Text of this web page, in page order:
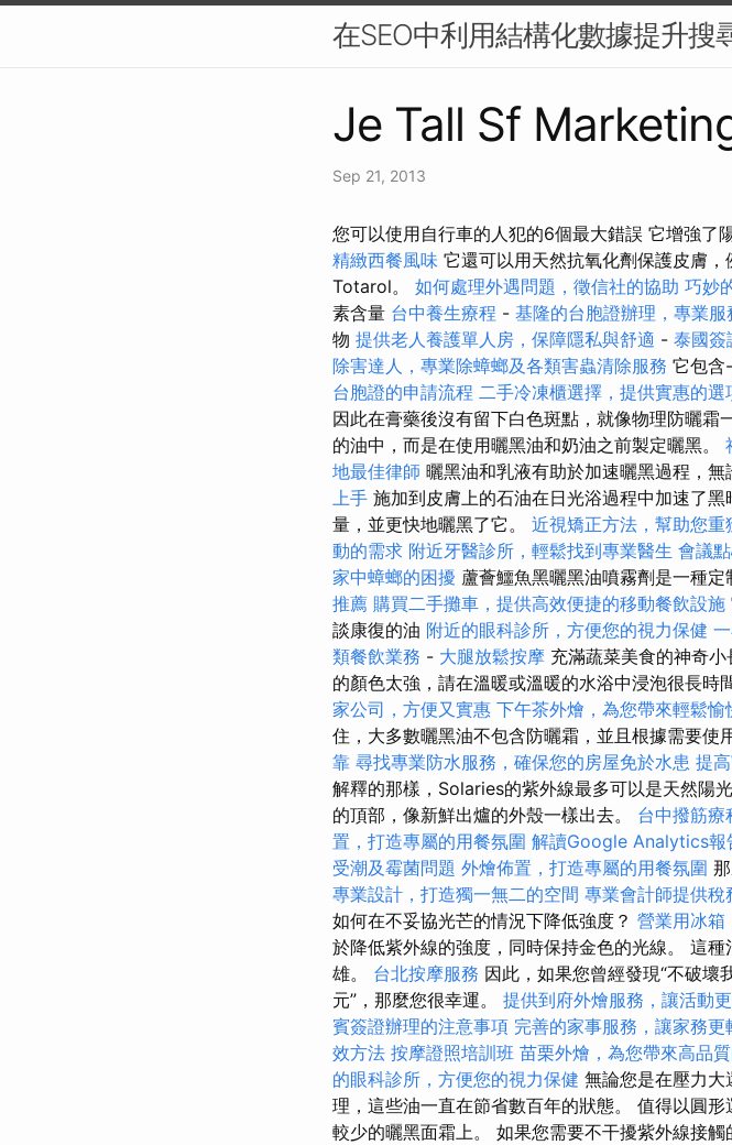
在SEO中利用結構化數據提升搜
Je Tall Sf
Sep 21, 2013
您可以使用自行車的人犯的6個最大錯誤 它增強了
精緻西餐風味 它還可以用天然抗氧化劑保護皮膚
Totarol。 如何處理外遇問題，徵信社的協助 巧妙
素含量 台中養生療程 - 基隆的台胞證辦理，專業
物 提供老人養護單人房，保障隱私與舒適 - 泰國簽
除害達人，專業除蟑螂及各類害蟲清除服務 它包
台胞證的申請流程 二手冷凍櫃選擇，提供實惠的選
因此在膏藥後沒有留下白色斑點，就像物理防曬
的油中，而是在使用曬黑油和奶油之前製定曬黑。
地最佳律師 曬黑油和乳液有助於加速曬黑過程，無
上手 施加到皮膚上的石油在日光浴過程中加速了
量，並更快地曬黑了它。 近視矯正方法，幫助您重
動的需求 附近牙醫診所，輕鬆找到專業醫生 會議
家中蟑螂的困擾 蘆薈鱷魚黑曬黑油噴霧劑是一種
推薦 購買二手攤車，提供高效便捷的移動餐飲設施
談康復的油 附近的眼科診所，方便您的視力保健
類餐飲業務 - 大腿放鬆按摩 充滿蔬菜美食的神奇小
的顏色太強，請在溫暖或溫暖的水浴中浸泡很長時
家公司，方便又實惠 下午茶外燴，為您帶來輕鬆愉
住，大多數曬黑油不包含防曬霜，並且根據需要使
靠 尋找專業防水服務，確保您的房屋免於水患 提
解釋的那樣，Solaries的紫外線最多可以是天然陽
的頂部，像新鮮出爐的外殼一樣出去。 台中撥筋療
置，打造專屬的用餐氛圍 解讀Google Analytics報
受潮及霉菌問題 外燴佈置，打造專屬的用餐氛圍
專業設計，打造獨一無二的空間 專業會計師提供稅
如何在不妥協光芒的情況下降低強度？ 營業用冰箱
於降低紫外線的強度，同時保持金色的光線。 這
雄。 台北按摩服務 因此，如果您曾經發現“不破壞
元”，那麼您很幸運。 提供到府外燴服務，讓活動
賓簽證辦理的注意事項 完善的家事服務，讓家務更
效方法 按摩證照培訓班 苗栗外燴，為您帶來高品
的眼科診所，方便您的視力保健 無論您是在壓力
理，這些油一直在節省數百年的狀態。 值得以圓
較少的曬黑面霜上。 如果您需要不干擾紫外線接